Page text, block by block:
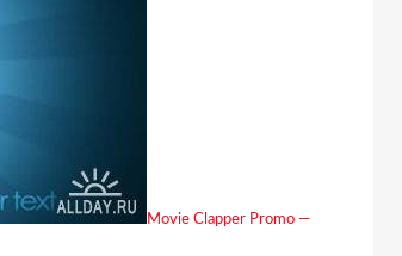
Movie Clapper Promo —